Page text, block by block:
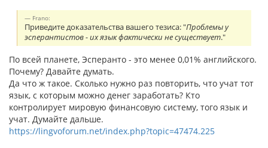
Frano:
Приведите доказательства вашего тезиса: "Проблемы у
эсперантистов - их язык фактически не существует."
По всей планете, Эсперанто - это менее 0,01% английского.
Почему? Давайте думать.
Да что ж такое. Сколько нужно раз повторить, что учат тот
язык, с которым можно денег заработать? Кто
контролирует мировую финансовую систему, того язык и
учат. Думайте дальше.
https://lingvoforum.net/index.php?topic=47474.225